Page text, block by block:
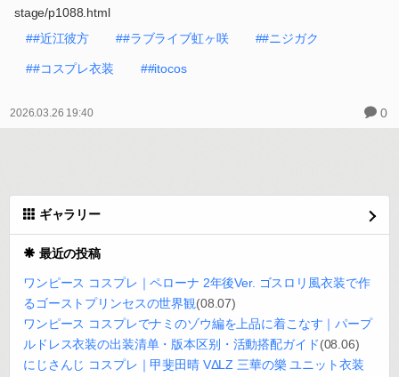
stage/p1088.html
##近江彼方
##ラブライブ虹ヶ咲 ##ニジガク
##コスプレ衣装 ##itocos
2026.03.26 19:40 0
ギャラリー
最近の投稿
ワンピース コスプレ｜ペローナ 2年後Ver. ゴスロリ風衣装で作
るゴーストプリンセスの世界観(08.07)
ワンピース コスプレでナミのゾウ編を上品に着こなす｜パープ
ルドレス衣装の出装清单・版本区别・活動搭配ガイド(08.06)
にじさんじ コスプレ｜甲斐田晴 VΔLZ 三華の樂 ユニット衣装